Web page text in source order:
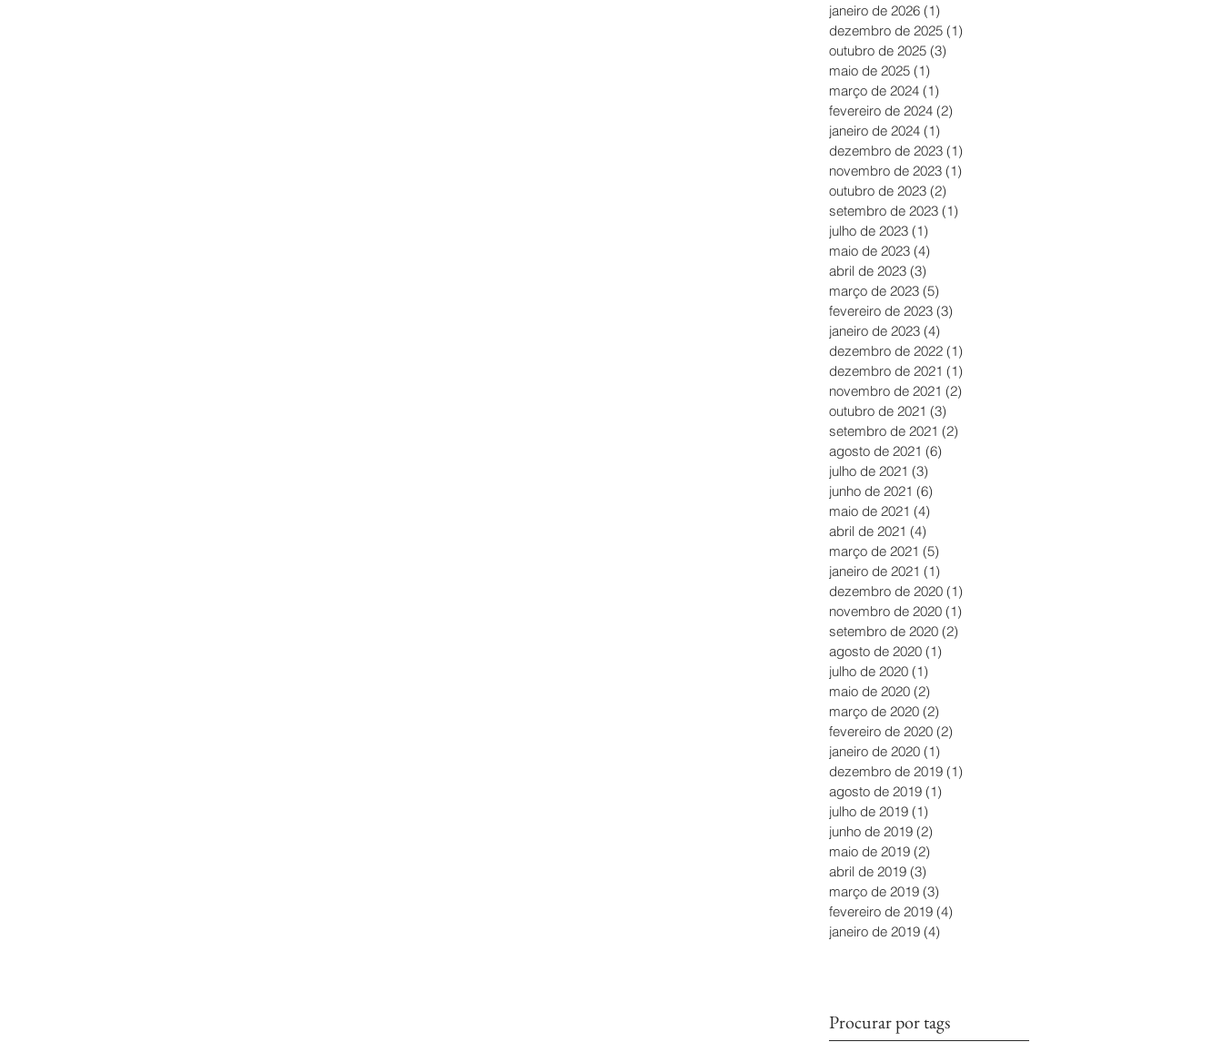
janeiro de 2026 (1)
dezembro de 2025 (1)
outubro de 2025 (3)
maio de 2025 (1)
março de 2024 (1)
fevereiro de 2024 (2)
janeiro de 2024 (1)
dezembro de 2023 (1)
novembro de 2023 (1)
outubro de 2023 (2)
setembro de 2023 (1)
julho de 2023 (1)
maio de 2023 (4)
abril de 2023 (3)
março de 2023 (5)
fevereiro de 2023 (3)
janeiro de 2023 (4)
dezembro de 2022 (1)
dezembro de 2021 (1)
novembro de 2021 (2)
outubro de 2021 (3)
setembro de 2021 (2)
agosto de 2021 (6)
julho de 2021 (3)
junho de 2021 (6)
maio de 2021 (4)
abril de 2021 (4)
março de 2021 (5)
janeiro de 2021 (1)
dezembro de 2020 (1)
novembro de 2020 (1)
setembro de 2020 (2)
agosto de 2020 (1)
julho de 2020 (1)
maio de 2020 (2)
março de 2020 (2)
fevereiro de 2020 (2)
janeiro de 2020 (1)
dezembro de 2019 (1)
agosto de 2019 (1)
julho de 2019 (1)
junho de 2019 (2)
maio de 2019 (2)
abril de 2019 (3)
março de 2019 (3)
fevereiro de 2019 (4)
janeiro de 2019 (4)
Procurar por tags